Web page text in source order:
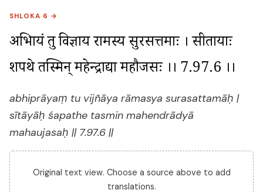
SHLOKA 6 →
अभिप्रायं तु विज्ञाय रामस्य सुरसत्तमाः । सीतायाः
शपथे तस्मिन् महेन्द्राद्या महौजसः ।। 7.97.6 ।।
abhiprāyaṃ tu vijñāya rāmasya surasattamāḥ |
sītāyāḥ śapathe tasmin mahendrādyā
mahaujasaḥ || 7.97.6 ||
Original text view. Choose a source above to add
translations.